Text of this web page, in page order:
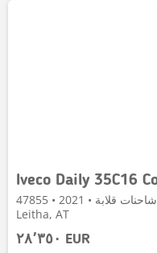
شاحنات قلابة • 2021 • 47855km • Gemeinde Bruck an der
Leitha, AT
٢٨٬٣٥٠ EUR